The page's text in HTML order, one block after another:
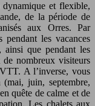
et flexible,
de la période de
aux Orres. Par
pendant les vacances
ainsi que pendant les
nombreux visiteurs
A l’inverse, vous
juin, septembre,
quête de calme et de
Les chalets aux